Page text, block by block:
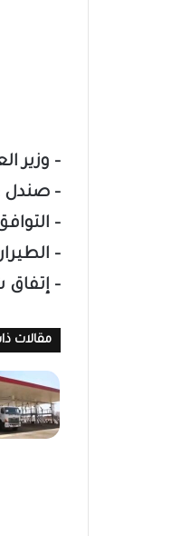
– وزير
– صندل
–
–
– إتفاق
مقالات